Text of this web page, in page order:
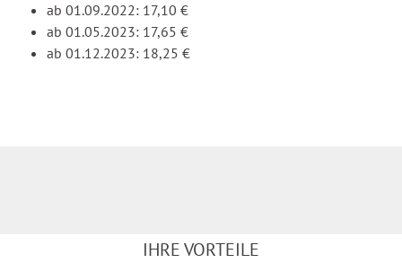
ab 01.09.2022: 17,10 €
ab 01.05.2023: 17,65 €
ab 01.12.2023: 18,25 €
IHRE VORTEILE